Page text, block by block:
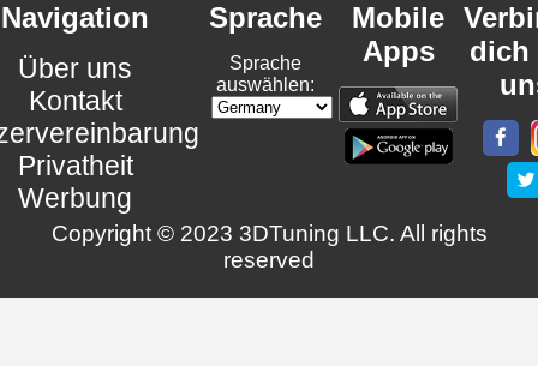
Navigation
Über uns
Kontakt
Privatheit
Werbung
Sprache
Sprache
auswählen:
Mobile
Apps
dich
Copyright © 2023 3DTuning LLC. All rights
reserved